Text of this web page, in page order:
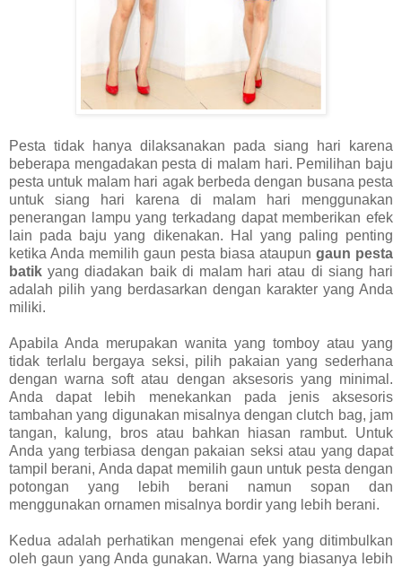
Pesta tidak hanya dilaksanakan pada siang hari karena
beberapa mengadakan pesta di malam hari. Pemilihan baju
pesta untuk malam hari agak berbeda dengan busana pesta
untuk siang hari karena di malam hari menggunakan
penerangan lampu yang terkadang dapat memberikan efek
lain pada baju yang dikenakan. Hal yang paling penting
ketika Anda memilih gaun pesta biasa ataupun gaun pesta
batik yang diadakan baik di malam hari atau di siang hari
adalah pilih yang berdasarkan dengan karakter yang Anda
miliki.
Apabila Anda merupakan wanita yang tomboy atau yang
tidak terlalu bergaya seksi, pilih pakaian yang sederhana
dengan warna soft atau dengan aksesoris yang minimal.
Anda dapat lebih menekankan pada jenis aksesoris
tambahan yang digunakan misalnya dengan clutch bag, jam
tangan, kalung, bros atau bahkan hiasan rambut. Untuk
Anda yang terbiasa dengan pakaian seksi atau yang dapat
tampil berani, Anda dapat memilih gaun untuk pesta dengan
potongan yang lebih berani namun sopan dan
menggunakan ornamen misalnya bordir yang lebih berani.
Kedua adalah perhatikan mengenai efek yang ditimbulkan
oleh gaun yang Anda gunakan. Warna yang biasanya lebih